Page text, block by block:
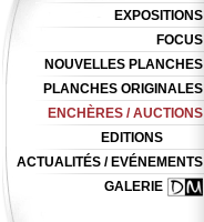
EXPOSITIONS
FOCUS
NOUVELLES PLANCHES
PLANCHES ORIGINALES
ENCHÈRES / AUCTIONS
EDITIONS
ACTUALITÉS / EVÉNEMENTS
GALERIE